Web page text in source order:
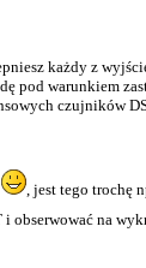
każdy z
pod warunkiem
czujników
, jest tego
obserwować na